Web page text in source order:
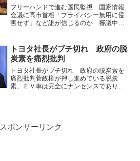
じるのか
フリーハンドで進む国民監視…国家情報
会議に高市首相「プライバシー無用に侵
害せず」など誰が信じるのか 審議中の
どを無用に侵害するようなことはない」
と強調するが、国民監視の...
トヨタ社長がブチ切れ 政府の脱
炭素を痛烈批判
トヨタ社長がブチ切れ 政府の脱炭素を
痛烈批判菅政権が押し進めている脱炭
素、ＥＶ車は完全にナンセンスであり日
スポンサーリンク